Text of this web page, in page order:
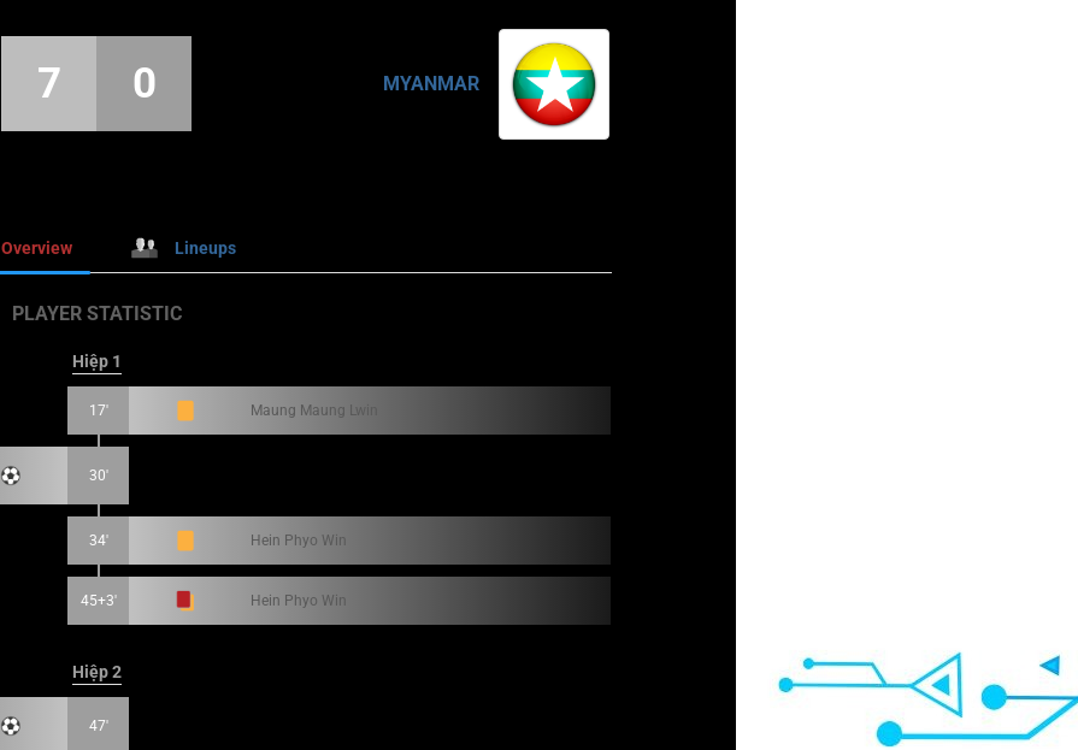
MYANMAR
7 0
Overview Lineups
PLAYER STATISTIC
Hiệp 1
17' Maung Maung Lwin
30'
34' Hein Phyo Win
45+3' Hein Phyo Win
Hiệp 2
47'